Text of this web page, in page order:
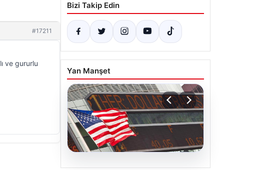
#17211
ve gururlu
Bizi Takip Edin
Yan Manşet
05.08.2026